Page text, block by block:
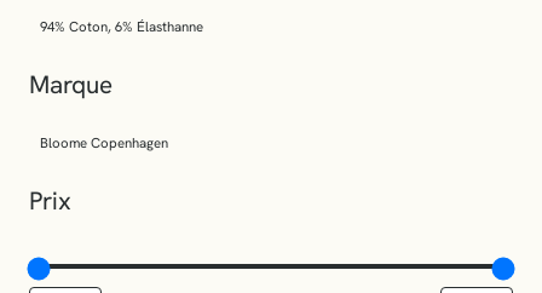
94% Coton, 6% Élasthanne
Marque
Bloome Copenhagen
Prix